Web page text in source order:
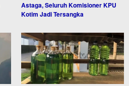
Astaga, Seluruh Komisioner KPU
Kotim Jadi Tersangka